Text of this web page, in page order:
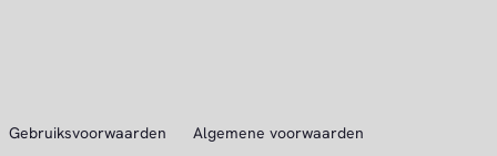
Gebruiksvoorwaarden Algemene voorwaarden